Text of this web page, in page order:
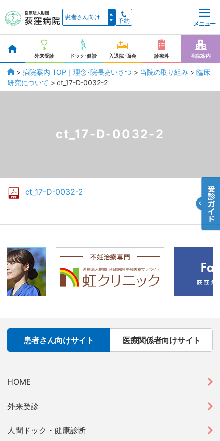
予約 メニュー
外来受診 ドック･健診 入退院･面会 診療科 病院案内
> 病院案内 TOP｜理念･院長あいさつ > 当院の取り組み > 臨床
研究について > ct_17-D-0032-2
ct_17-D-0032-2
ct_17-D-0032-2
患者さん向けサイト 医療関係者向けサイト
HOME
外来受診
人間ドック・健康診断